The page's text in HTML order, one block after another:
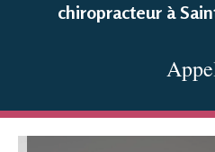
chiropracteur à